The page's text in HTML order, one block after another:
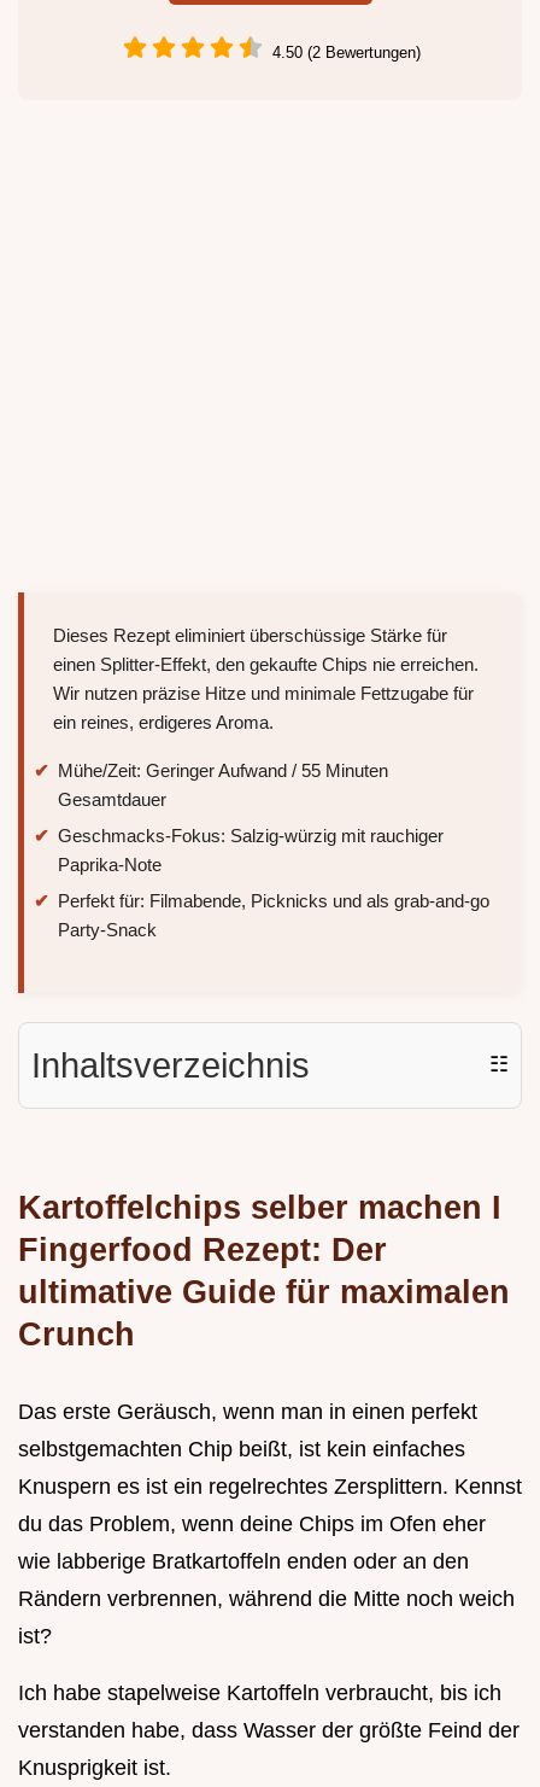
4.50 (2 Bewertungen)
Dieses Rezept eliminiert überschüssige Stärke für
einen Splitter-Effekt, den gekaufte Chips nie erreichen.
Wir nutzen präzise Hitze und minimale Fettzugabe für
ein reines, erdigeres Aroma.
Mühe/Zeit: Geringer Aufwand / 55 Minuten
Gesamtdauer
Geschmacks-Fokus: Salzig-würzig mit rauchiger
Paprika-Note
Perfekt für: Filmabende, Picknicks und als grab-and-go
Party-Snack
Inhaltsverzeichnis ☷
Kartoffelchips selber machen I
Fingerfood Rezept: Der
ultimative Guide für maximalen
Crunch
Das erste Geräusch, wenn man in einen perfekt
selbstgemachten Chip beißt, ist kein einfaches
Knuspern es ist ein regelrechtes Zersplittern. Kennst
du das Problem, wenn deine Chips im Ofen eher
wie labberige Bratkartoffeln enden oder an den
Rändern verbrennen, während die Mitte noch weich
ist?
Ich habe stapelweise Kartoffeln verbraucht, bis ich
verstanden habe, dass Wasser der größte Feind der
Knusprigkeit ist.